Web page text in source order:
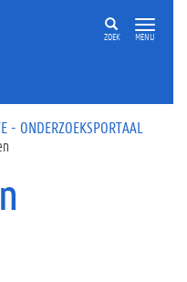
ZOEK MENU
- ONDERZOEKSPORTAAL